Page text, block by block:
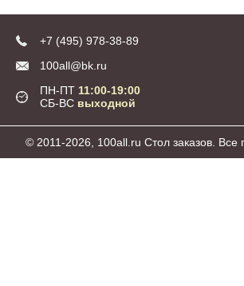
+7 (495) 978-38-89
100all@bk.ru
ПН-ПТ 11:00-19:00
СБ-ВС выходной
© 2011-2026, 100all.ru Стол заказов.